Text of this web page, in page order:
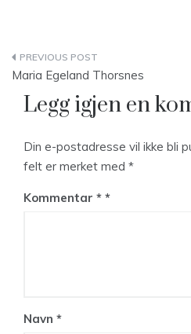
Innleggsnavigasjon
Maria Egeland Thorsnes
Legg igjen en
Din e-postadresse vil ikke bli
felt er merket med *
Kommentar *
Navn *